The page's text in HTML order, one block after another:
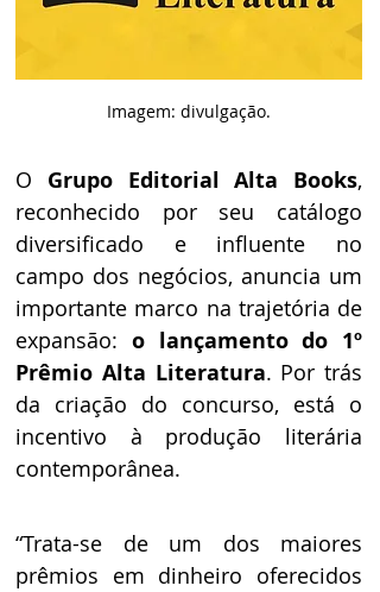
Imagem: divulgação.
O Grupo Editorial Alta Books,
reconhecido por seu catálogo
diversificado e influente no
campo dos negócios, anuncia um
importante marco na trajetória de
expansão: o lançamento do 1º
Prêmio Alta Literatura. Por trás
da criação do concurso, está o
incentivo à produção literária
contemporânea.
“Trata-se de um dos maiores
prêmios em dinheiro oferecidos